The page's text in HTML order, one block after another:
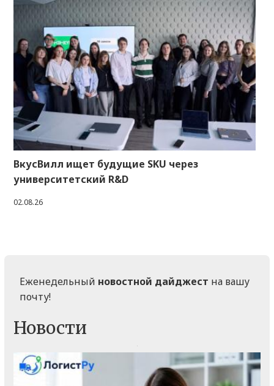
ВкусВилл ищет будущие SKU через
университетский R&D
02.08.26
Еженедельный новостной дайджест на вашу
почту!
Новости